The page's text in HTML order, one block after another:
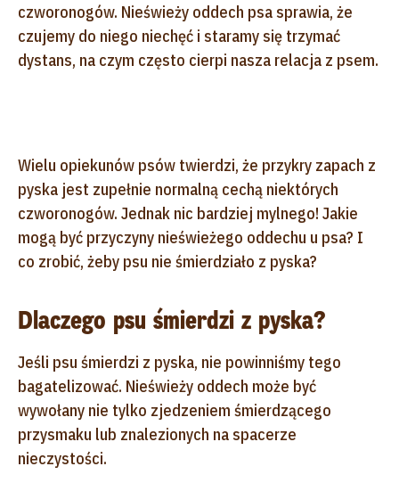
czworonogów. Nieświeży oddech psa sprawia, że
czujemy do niego niechęć i staramy się trzymać
dystans, na czym często cierpi nasza relacja z psem.
Wielu opiekunów psów twierdzi, że przykry zapach z
pyska jest zupełnie normalną cechą niektórych
czworonogów. Jednak nic bardziej mylnego! Jakie
mogą być przyczyny nieświeżego oddechu u psa? I
co zrobić, żeby psu nie śmierdziało z pyska?
Dlaczego psu śmierdzi z pyska?
Jeśli psu śmierdzi z pyska, nie powinniśmy tego
bagatelizować. Nieświeży oddech może być
wywołany nie tylko zjedzeniem śmierdzącego
przysmaku lub znalezionych na spacerze
nieczystości.